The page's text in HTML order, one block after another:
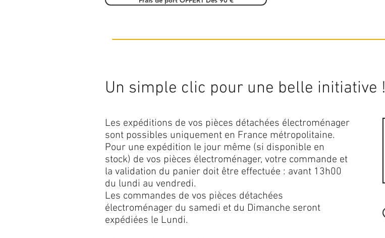
Un simple clic pour une belle initiative !
Les expéditions de vos pièces détachées électroménager
sont possibles uniquement en France métropolitaine.
Pour une expédition le jour même (si disponible en
stock) de vos pièces électroménager, votre commande et
la validation du panier doit être effectuée : avant 13h00
du lundi au vendredi.
Les commandes de vos pièces détachées
électroménager du samedi et du Dimanche seront
expédiées le Lundi.